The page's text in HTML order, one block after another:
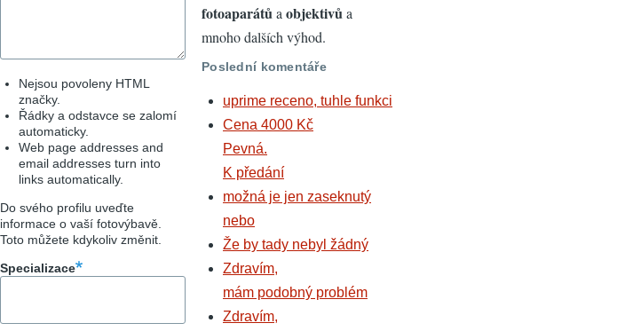
Nejsou povoleny HTML
značky.
Řádky a odstavce se zalomí
automaticky.
Web page addresses and
email addresses turn into
links automatically.
Do svého profilu uveďte
informace o vaší fotovýbavě.
Toto můžete kdykoliv změnit.
Specializace
fotoaparátůa objektivůa
mnoho dalších výhod.
Poslední komentáře
uprime receno, tuhle funkci
Cena 4000 Kč
Pevná.
K předání
možná je jen zaseknutý
nebo
Že by tady nebyl žádný
Zdravím,
mám podobný problém
Zdravím,